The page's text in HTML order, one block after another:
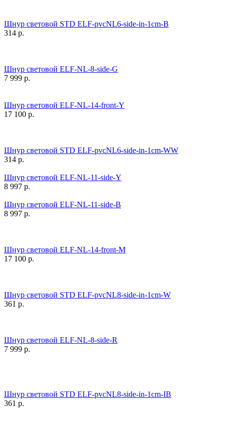
Шнур световой STD ELF-pvcNL6-side-in-1cm-B
314 р.
Шнур световой ELF-NL-8-side-G
7 999 р.
Шнур световой ELF-NL-14-front-Y
17 100 р.
Шнур световой STD ELF-pvcNL6-side-in-1cm-WW
314 р.
Шнур световой ELF-NL-11-side-Y
8 997 р.
Шнур световой ELF-NL-11-side-B
8 997 р.
Шнур световой ELF-NL-14-front-M
17 100 р.
Шнур световой STD ELF-pvcNL8-side-in-1cm-W
361 р.
Шнур световой ELF-NL-8-side-R
7 999 р.
Шнур световой STD ELF-pvcNL8-side-in-1cm-IB
361 р.